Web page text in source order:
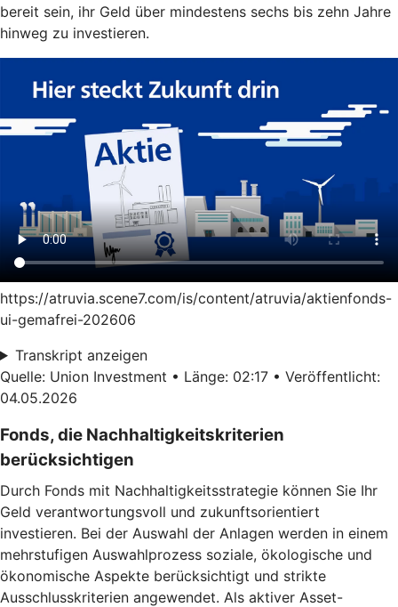
bereit sein, ihr Geld über mindestens sechs bis zehn Jahre
hinweg zu investieren.
https://atruvia.scene7.com/is/content/atruvia/aktienfonds-
ui-gemafrei-202606
Transkript anzeigen
Quelle: Union Investment • Länge: 02:17 • Veröffentlicht:
04.05.2026
Fonds, die Nachhaltigkeitskriterien
berücksichtigen
Durch Fonds mit Nachhaltigkeitsstrategie können Sie Ihr
Geld verantwortungsvoll und zukunftsorientiert
investieren. Bei der Auswahl der Anlagen werden in einem
mehrstufigen Auswahlprozess soziale, ökologische und
ökonomische Aspekte berücksichtigt und strikte
Ausschlusskriterien angewendet. Als aktiver Asset-